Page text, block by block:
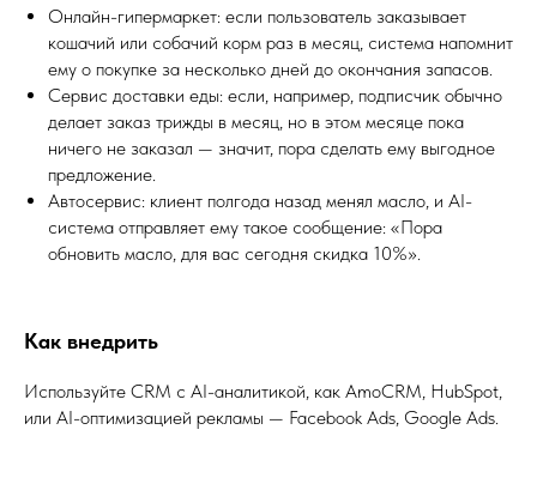
Онлайн-гипермаркет: если пользователь заказывает
кошачий или собачий корм раз в месяц, система напомнит
ему о покупке за несколько дней до окончания запасов.
Сервис доставки еды: если, например, подписчик обычно
делает заказ трижды в месяц, но в этом месяце пока
ничего не заказал — значит, пора сделать ему выгодное
предложение.
Автосервис: клиент полгода назад менял масло, и AI-
система отправляет ему такое сообщение: «Пора
обновить масло, для вас сегодня скидка 10%».
Как внедрить
Используйте CRM с AI-аналитикой, как AmoCRM, HubSpot,
или AI-оптимизацией рекламы — Facebook Ads, Google Ads.